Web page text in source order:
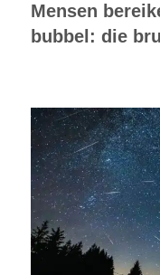
Mensen
bubbel: die